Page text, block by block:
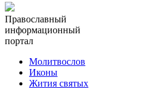
Православный
информационный
портал
Молитвослов
Иконы
Жития святых